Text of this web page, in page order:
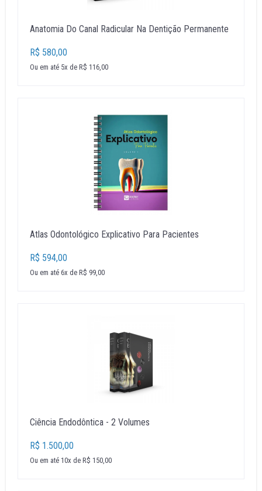
Anatomia Do Canal Radicular Na Dentição Permanente
R$ 580,00
Ou em até 5x de R$ 116,00
Atlas Odontológico Explicativo Para Pacientes
R$ 594,00
Ou em até 6x de R$ 99,00
Ciência Endodôntica - 2 Volumes
R$ 1.500,00
Ou em até 10x de R$ 150,00